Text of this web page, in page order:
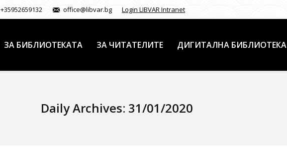
+35952659132 office@libvar.bg Login LIBVAR Intranet
ЗА БИБЛИОТЕКАТА ЗА ЧИТАТЕЛИТЕ ДИГИТАЛНА БИБЛИОТЕКА
Daily Archives: 31/01/2020